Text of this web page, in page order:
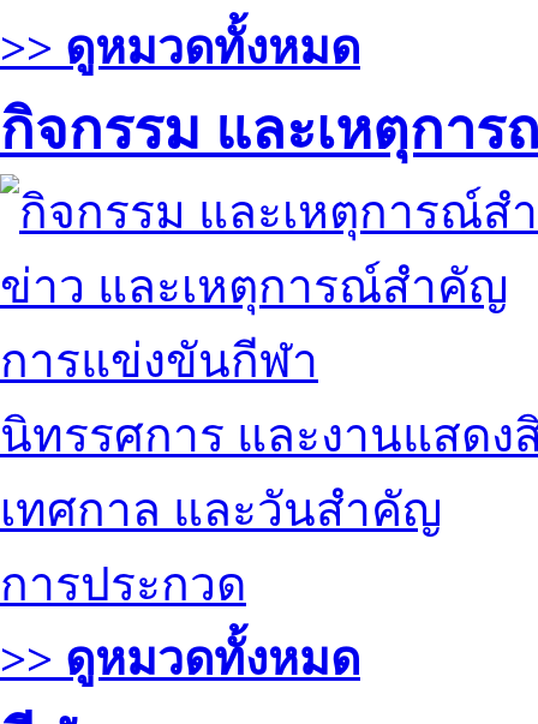
>> ดูหมวดทั้งหมด
กิจกรรม และเหตุกา
ข่าว และเหตุการณ์สำคัญ
การแข่งขันกีฬา
นิทรรศการ และงานแสดง
เทศกาล และวันสำคัญ
การประกวด
>> ดูหมวดทั้งหมด